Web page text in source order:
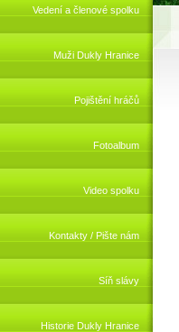
Vedení a členové spolku
Muži Dukly Hranice
Pojištění hráčů
Fotoalbum
Video spolku
Kontakty / Pište nám
Síň slávy
Historie Dukly Hranice